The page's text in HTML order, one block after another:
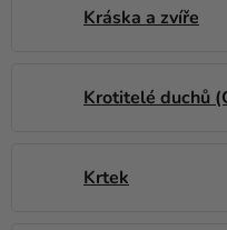
Kráska a zvíře
Krotitelé duchů
Krtek